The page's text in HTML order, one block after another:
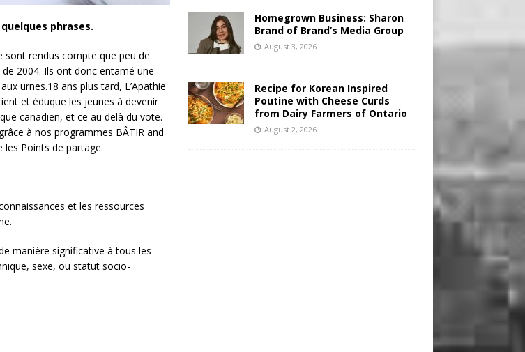
phrases.
sont rendus compte que peu de
2004. Ils ont donc entamé une
urnes.18 ans plus tard, L’Apathie
et éduque les jeunes à devenir
canadien, et ce au delà du vote.
à nos programmes BÂTIR and
les Points de partage.
et les ressources
manière significative à tous les
sexe, ou statut socio-
Homegrown Business: Sharon
Brand of Brand’s Media Group
August 3, 2026
Recipe for Korean Inspired
Poutine with Cheese Curds
from Dairy Farmers of Ontario
August 2, 2026